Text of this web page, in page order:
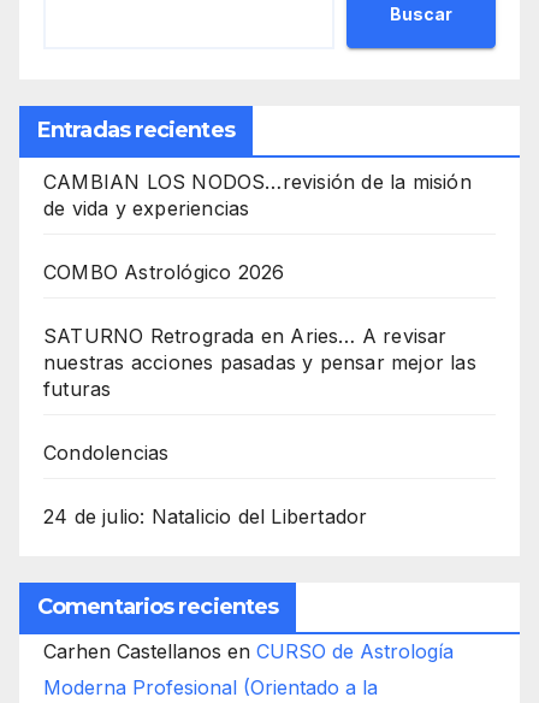
Buscar
Entradas recientes
CAMBIAN LOS NODOS…revisión de la misión
de vida y experiencias
COMBO Astrológico 2026
SATURNO Retrograda en Aries… A revisar
nuestras acciones pasadas y pensar mejor las
futuras
Condolencias
24 de julio: Natalicio del Libertador
Comentarios recientes
Carhen Castellanos en CURSO de Astrología
Moderna Profesional (Orientado a la